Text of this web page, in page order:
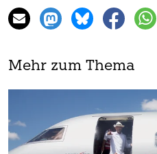
Mehr zum Thema